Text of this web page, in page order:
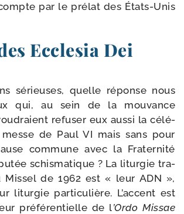
par le pré­lat des États-​Unis
Ecclesia Dei
sérieuses, quelle réponse nous
qui, au sein de la mou­vance
refu­ser eux aus­si la célé­
de Paul VI mais sans pour
com­mune avec la Fraternité
schis­ma­tique ? La litur­gie tra­
de 1962 est « leur ADN »,
litur­gie par­ti­cu­lière. L’accent est
pré­fé­ren­tielle de l’Ordo Missae